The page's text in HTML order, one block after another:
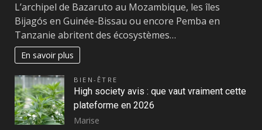
L’archipel de Bazaruto au Mozambique, les îles
Bijagós en Guinée-Bissau ou encore Pemba en
Tanzanie abritent des écosystèmes…
En savoir plus
BIEN-ÊTRE
High society avis : que vaut vraiment cette
plateforme en 2026
Marise